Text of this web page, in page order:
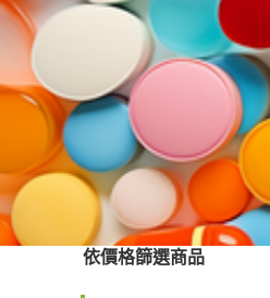
依價格篩選商品